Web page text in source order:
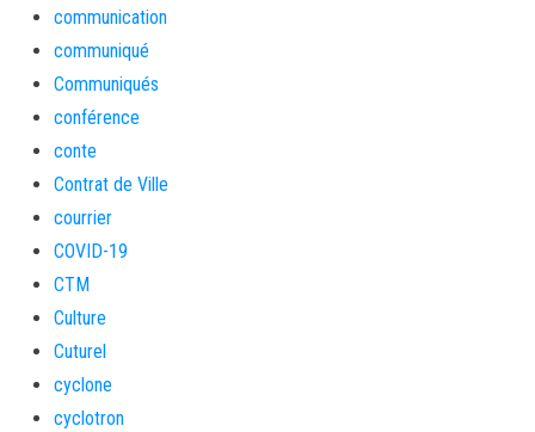
communication
communiqué
Communiqués
conférence
conte
Contrat de Ville
courrier
COVID-19
CTM
Culture
Cuturel
cyclone
cyclotron